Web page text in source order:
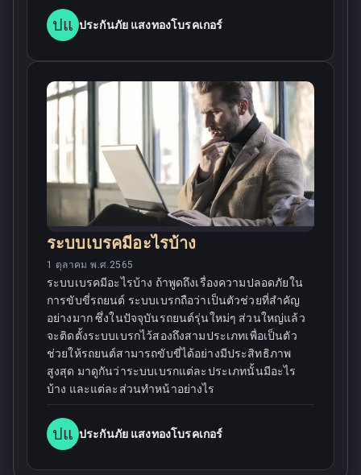
ปแ ประกันภัย แสงทองโบรคเกอร์
ระบบเบรคมีอะไรบ้าง
1 ตุลาคม พ.ศ.2565
ระบบเบรคมีอะไรบ้าง ถ้าพูดถึงเรื่องความปลอดภัยใน
การขับขี่รถยนต์ ระบบเบรกถือว่าเป็นตัวช่วยที่สำคัญ
อย่างมาก ซึ่งในปัจจุบันรถยนต์รุ่นใหม่ๆ ส่วนใหญ่แล้ว
จะติดตั้งระบบเบรกไว้สองถึงสามประเภทเพื่อเป็นตัว
ช่วยให้รถยนต์สามารถขับขี่ได้อย่างมีประสิทธิภาพ
สูงสุด มาดูกันว่าระบบเบรกแต่ละประเภทนั้นมีอะไร
บ้าง และแต่ละส่วนทำหน้าอย่างไร
ปแ ประกันภัย แสงทองโบรคเกอร์